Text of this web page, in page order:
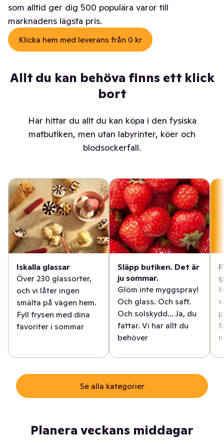
som alltid ger dig 500 populära varor till
marknadens lägsta pris.
Klicka hem med leverans från 0 kr
Allt du kan behöva finns ett klick
bort
Här hittar du allt du kan köpa i den fysiska
matbutiken, men utan labyrinter, köer och
blodsockerfall.
Iskalla glassar
Över 230 glassorter,
och vi låter ingen
smälta på vägen hem.
Fyll frysen med dina
favoriter i sommar
Släpp butiken. Det är
ju sommar.
Glöm inte myggspray!
Och glass. Och saft.
Och solskydd... Ja, du
fattar. Vi har allt du
behöver
Se alla kategorier
Planera veckans middagar